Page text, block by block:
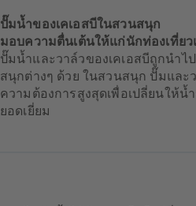
ปั๊มน้ำของเคเอสบีในสวนสนุก
มอบความตื่นเต้นให้แก่นักท่องเที่ย
ปั๊มน้ำและวาล์วของเคเอสบีถูกนำไ
สนุกต่างๆ ด้วย ในสวนสนุก ปั๊มและ
ความต้องการสูงสุดเพื่อเปลี่ยนให้
ยอดเยี่ยม